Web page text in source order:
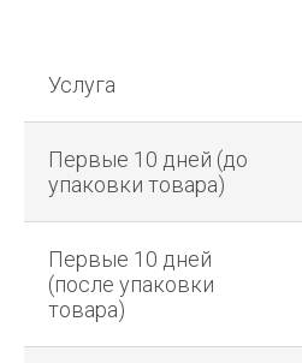
Услуга
Первые 10 дней (до
упаковки товара)
Первые 10 дней
(после упаковки
товара)